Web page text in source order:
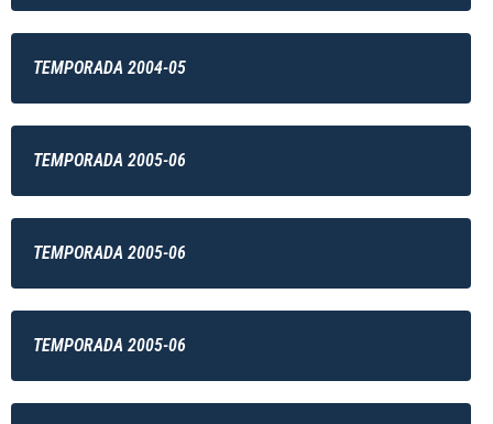
TEMPORADA 2004-05
TEMPORADA 2005-06
TEMPORADA 2005-06
TEMPORADA 2005-06